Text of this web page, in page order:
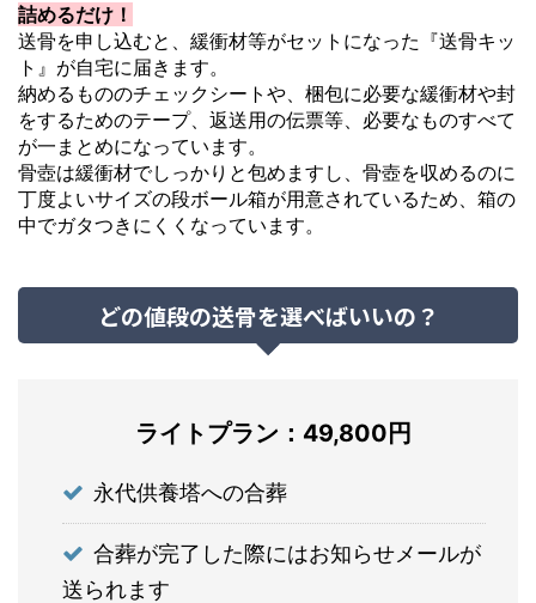
詰めるだけ！
送骨を申し込むと、緩衝材等がセットになった『送骨キッ
ト』が自宅に届きます。
納めるもののチェックシートや、梱包に必要な緩衝材や封
をするためのテープ、返送用の伝票等、必要なものすべて
が一まとめになっています。
骨壺は緩衝材でしっかりと包めますし、骨壺を収めるのに
丁度よいサイズの段ボール箱が用意されているため、箱の
中でガタつきにくくなっています。
どの値段の送骨を選べばいいの？
ライトプラン：49,800円
永代供養塔への合葬
合葬が完了した際にはお知らせメールが
送られます